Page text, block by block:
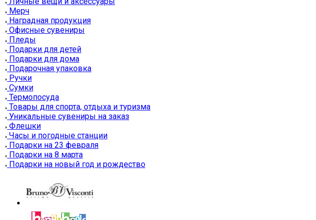
Мерч
Наградная продукция
Офисные сувениры
Пледы
Подарки для детей
Подарки для дома
Подарочная упаковка
Ручки
Сумки
Термопосуда
Товары для спорта, отдыха и туризма
Уникальные сувениры на заказ
Флешки
Часы и погодные станции
Подарки на 23 февраля
Подарки на 8 марта
Подарки на новый год и рождество